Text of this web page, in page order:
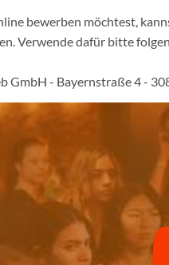
bewerben möchtest,
Verwende dafür bitte
GmbH - Bayernstraße 4 -